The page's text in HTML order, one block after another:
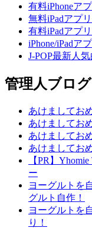
有料iPhoneア
無料iPadアプ
有料iPadアプ
iPhone/iPadア
J-POP最新人
管理人ブログ
あけましてお
あけましてお
あけましてお
あけましてお
【PR】
ー
ヨーグルトを
グルト自作！
ヨーグルトを
り！